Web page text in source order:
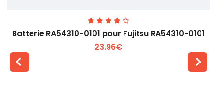
Batterie RA54310-0101 pour Fujitsu RA54310-0101
23.96€